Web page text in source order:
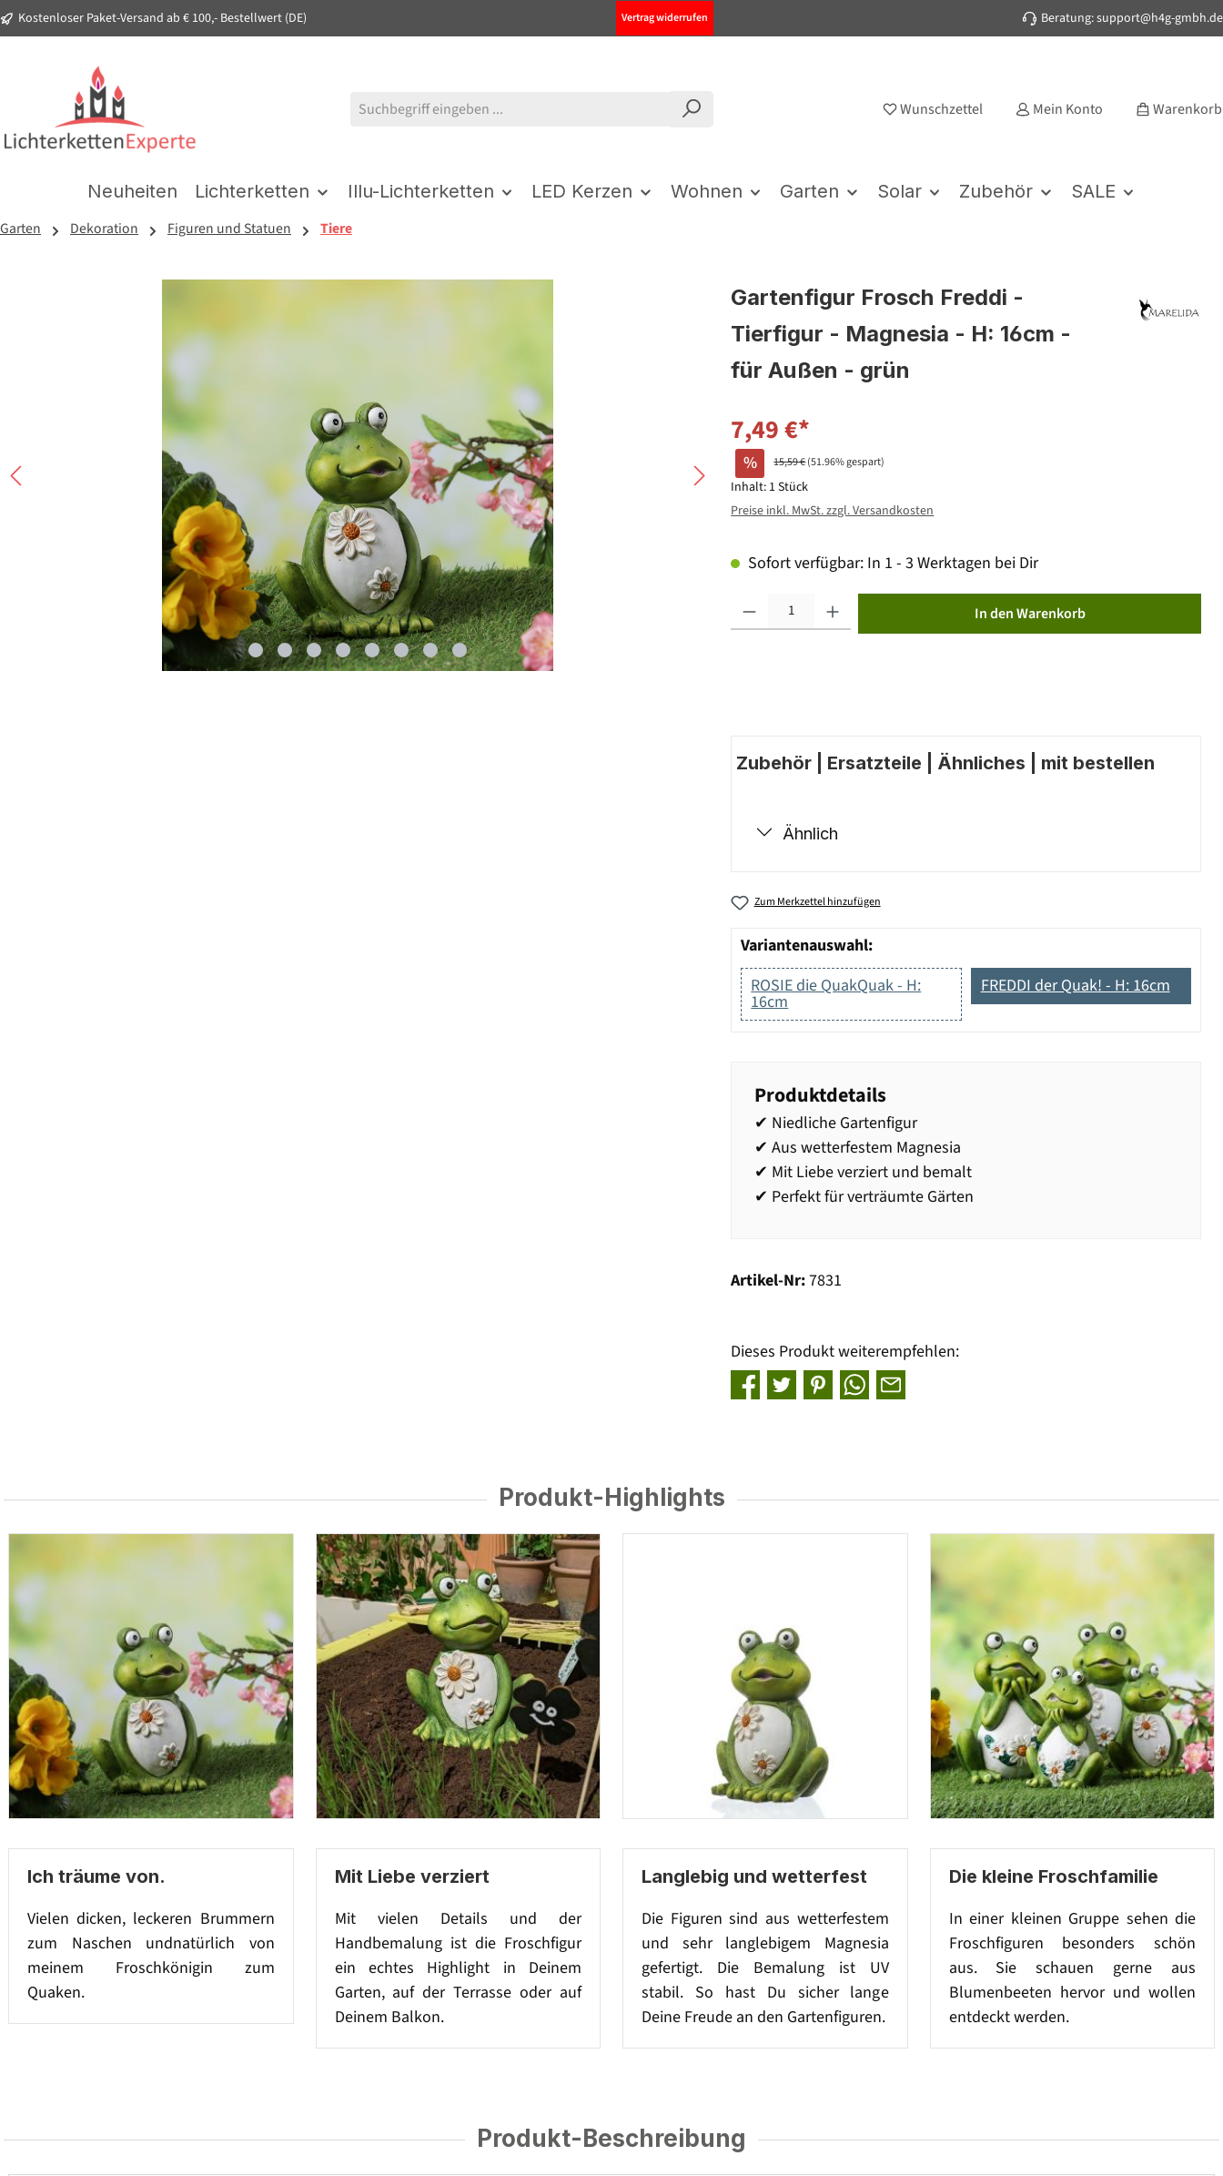
Zur Hauptnavigation springen
Kostenloser Paket-Versand ab € 100,- Bestellwert (DE) Vertrag widerrufen Beratung: support@h4g-gmbh.de
Wunschzettel Mein Konto Warenkorb
Neuheiten Lichterketten Illu-Lichterketten LED Kerzen Wohnen Garten Solar Zubehör SALE
Garten Dekoration Figuren und Statuen Tiere
Gartenfigur Frosch Freddi -
Tierfigur - Magnesia - H: 16cm -
für Außen - grün
7,49 €*
% 15,59 €(51.96% gespart)
Inhalt: 1 Stück
Preise inkl. MwSt. zzgl. Versandkosten
Sofort verfügbar: In 1 - 3 Werktagen bei Dir
In den Warenkorb
Zubehör | Ersatzteile | Ähnliches | mit bestellen
Ähnlich
Zum Merkzettel hinzufügen
Variantenauswahl:
ROSIE die QuakQuak - H:
16cm
FREDDI der Quak! - H: 16cm
Produktdetails
✔ Niedliche Gartenfigur
✔ Aus wetterfestem Magnesia
✔ Mit Liebe verziert und bemalt
✔ Perfekt für verträumte Gärten
Artikel-Nr:7831
Dieses Produkt weiterempfehlen:
Produkt-Highlights
Ich träume von.
Vielen dicken, leckeren Brummern
zum Naschen undnatürlich von
meinem Froschkönigin zum
Quaken.
Mit Liebe verziert
Mit vielen Details und der
Handbemalung ist die Froschfigur
ein echtes Highlight in Deinem
Garten, auf der Terrasse oder auf
Deinem Balkon.
Langlebig und wetterfest
Die Figuren sind aus wetterfestem
und sehr langlebigem Magnesia
gefertigt. Die Bemalung ist UV
stabil. So hast Du sicher lange
Deine Freude an den Gartenfiguren.
Die kleine Froschfamilie
In einer kleinen Gruppe sehen die
Froschfiguren besonders schön
aus. Sie schauen gerne aus
Blumenbeeten hervor und wollen
entdeckt werden.
Produkt-Beschreibung